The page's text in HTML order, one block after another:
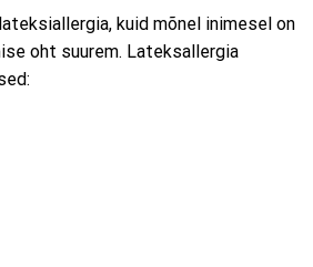
kuid mõnel inimesel on
oht suurem. Lateksallergia